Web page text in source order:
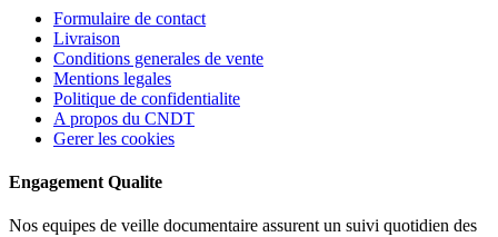
Formulaire de contact
Livraison
Conditions generales de vente
Mentions legales
Politique de confidentialite
A propos du CNDT
Gerer les cookies
Engagement Qualite
Nos equipes de veille documentaire assurent un suivi quotidien des